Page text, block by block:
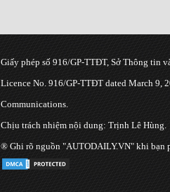
Giấy phép số 916/GP-TTĐT, Sở Thông tin
Licence No. 916/GP-TTĐT dated March 9,
Communications.
Chịu trách nhiệm nội dung: Trịnh Lê Hùng.
® Ghi rõ nguồn "AUTODAILY.VN" khi bạn